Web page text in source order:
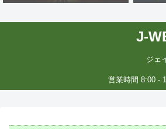
J-
ジェ
営業時間 8:00 -